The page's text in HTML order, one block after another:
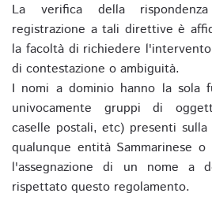
La verifica della
registrazione a tali direttive è
la facoltà di richiedere
di contestazione o ambiguità.
I nomi a dominio hanno la sola
univocamente gruppi di
caselle postali, etc) presenti
qualunque entità Sammarinese
l'assegnazione di un nome a
rispettato questo regolamento.